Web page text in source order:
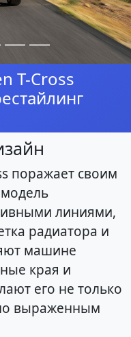
T-Cross
поражает своим
линиями,
радиатора и
машине
края и
его не только
выраженным